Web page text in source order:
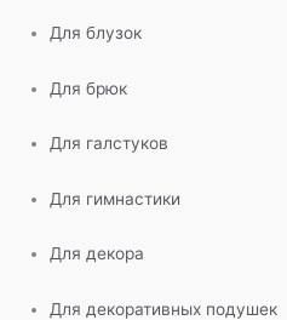
Для блузок
Для брюк
Для галстуков
Для гимнастики
Для декора
Для декоративных подушек